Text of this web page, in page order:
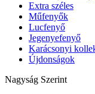
Extra széles
Műfenyők
Lucfenyő
Jegenyefenyő
Karácsonyi
Újdonságok
Nagyság Szerint